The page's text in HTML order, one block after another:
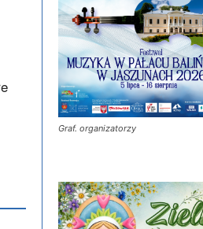
Graf. organizatorzy